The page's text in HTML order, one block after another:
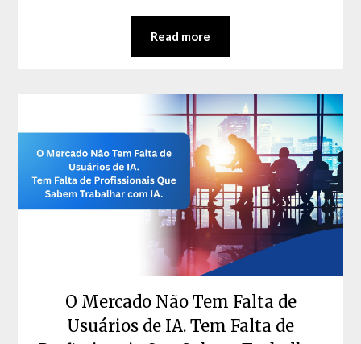
Read more
O Mercado Não Tem Falta de
Usuários de IA. Tem Falta de